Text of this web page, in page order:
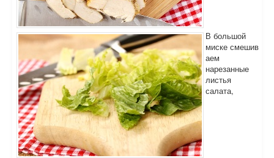
В большой
миске смешив
аем
нарезанные
листья
салата,